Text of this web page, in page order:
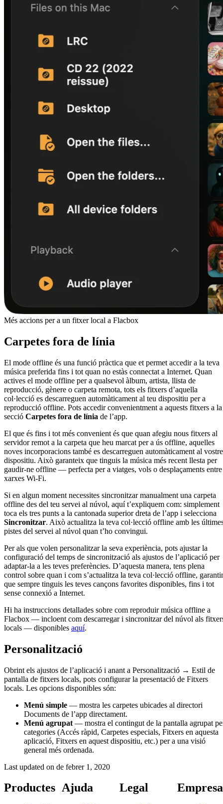
Més accions per a un fitxer local a Flacbox
Carpetes fora de línia
El mode offline és una funció pràctica que et permet accedir a la teva
música preferida fins i tot quan no estàs connectat a Internet. Quan
actives el mode offline per a qualsevol àlbum, artista, llista de
reproducció, gènere o carpeta remota, tots els fitxers d’aquella
col·lecció es descarreguen automàticament al teu dispositiu per a
reproducció offline. Pots accedir convenientment a aquests fitxers a la
secció Carpetes fora de línia de l’app.
El que és fins i tot més convenient és que quan afegiu nous fitxers al
servidor remot a la carpeta que heu marcat per a ús offline, aquelles
noves incorporacions també es descarreguen automàticament al vostre
dispositiu. Això garanteix que tinguis la música més recent llesta per
gaudir-ne offline — perfecta per a viatges, vols o desplaçaments entre
xarxes Wi-Fi.
Si en algun moment necessites sincronitzar manualment una carpeta
offline des del teu servei al núvol, aquí t’expliquem com: simplement
toca els tres punts a la cantonada superior dreta de l’app i selecciona
Sincronitzar. Això actualitza la teva col·lecció offline amb les
pistes del servei al núvol quan t’ho convingui.
Per als que volen personalitzar la seva experiència, pots ajustar la
configuració del temps de sincronització als ajustos de l’aplicació per
adaptar-la a les teves preferències. D’aquesta manera, tens plena
control sobre quan i com s’actualitza la teva col·lecció offline,
que sempre tinguis les teves cançons favorites disponibles, fins i tot
sense connexió a Internet.
Hi ha instruccions detallades sobre com reproduir música offline a
Flacbox — incloent com descarregar i sincronitzar del núvol als
locals — disponibles aquí.
Personalització
Obrint els ajustos de l’aplicació i anant a Personalització → Estil de
pantalla de fitxers locals, pots configurar la presentació de Fitxers
locals. Les opcions disponibles són:
Menú simple — mostra les carpetes ubicades al directori
Documents de l’app directament.
Menú agrupat — mostra el contingut de la pantalla agrupat
categories (Accés ràpid, Carpetes especials, Fitxers en aquesta
aplicació, Fitxers en aquest dispositiu, etc.) per a una visió
general més ordenada.
Last updated on de febrer 1, 2020
Productes Ajuda Legal Empresa